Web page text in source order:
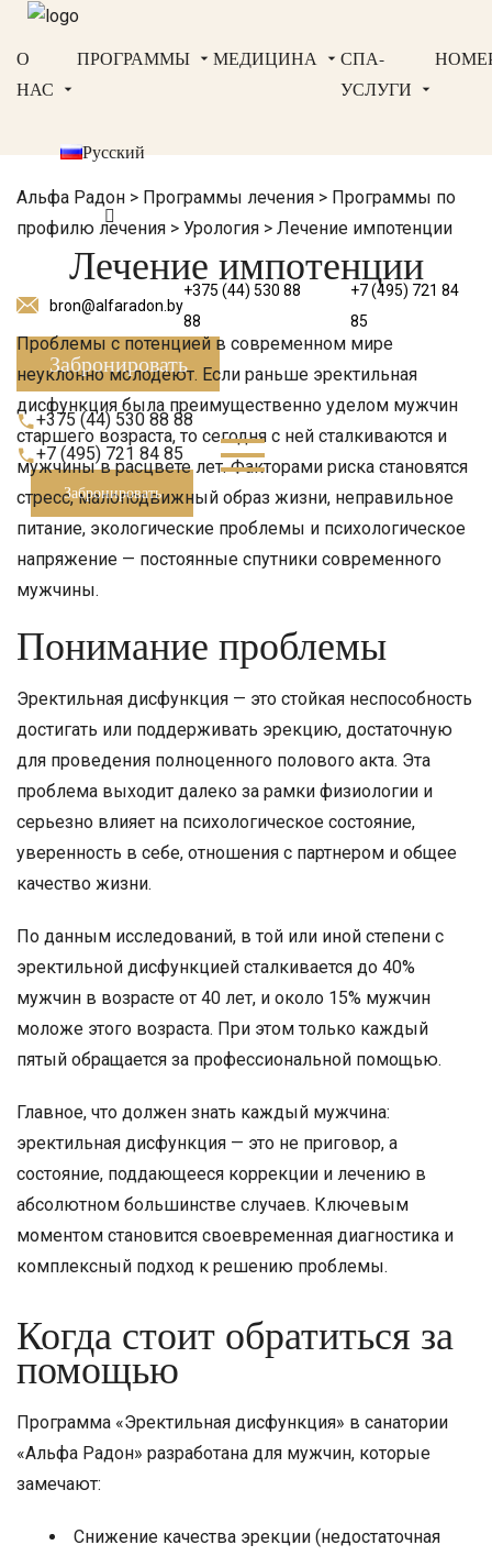
bron@alfaradon.by
+375 (44) 530 88
88
+7 (495) 721 84
85
Забронировать
О
НАС
ПРОГРАММЫ МЕДИЦИНА
СПА-
УСЛУГИ
Русский
+375 (44) 530 88 88
+7 (495) 721 84 85
Забронировать
Альфа Радон > Программы лечения > Программы по
профилю лечения > Урология > Лечение импотенции
Лечение импотенции
Проблемы с потенцией в современном мире
неуклонно молодеют. Если раньше эректильная
дисфункция была преимущественно уделом мужчин
старшего возраста, то сегодня с ней сталкиваются и
мужчины в расцвете лет. Факторами риска становятся
стресс, малоподвижный образ жизни, неправильное
питание, экологические проблемы и психологическое
напряжение — постоянные спутники современного
мужчины.
Понимание проблемы
Эректильная дисфункция — это стойкая неспособность
достигать или поддерживать эрекцию, достаточную
для проведения полноценного полового акта. Эта
проблема выходит далеко за рамки физиологии и
серьезно влияет на психологическое состояние,
уверенность в себе, отношения с партнером и общее
качество жизни.
По данным исследований, в той или иной степени с
эректильной дисфункцией сталкивается до 40%
мужчин в возрасте от 40 лет, и около 15% мужчин
моложе этого возраста. При этом только каждый
пятый обращается за профессиональной помощью.
Главное, что должен знать каждый мужчина:
эректильная дисфункция — это не приговор, а
состояние, поддающееся коррекции и лечению в
абсолютном большинстве случаев. Ключевым
моментом становится своевременная диагностика и
комплексный подход к решению проблемы.
Когда стоит обратиться за
помощью
Программа «Эректильная дисфункция» в санатории
«Альфа Радон» разработана для мужчин, которые
замечают:
Снижение качества эрекции (недостаточная